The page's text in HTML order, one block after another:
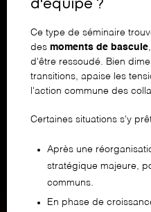
d'équipe ?
Ce type de séminaire
des moments de bascule
d'être ressoudé. Bien
transitions, apaise les
l'action commune des
Certaines situations s'y
Après une
stratégique majeure,
communs.
En phase de